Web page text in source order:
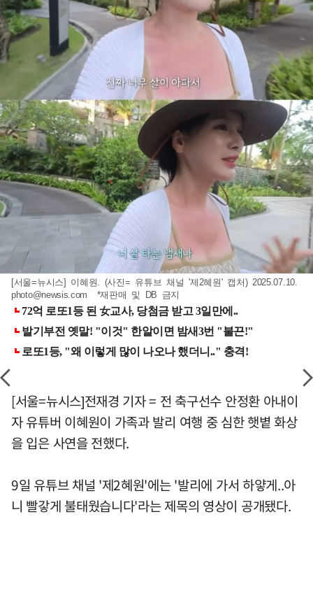
[서울=뉴시스] 이혜원. (사진= 유튜브 채널 '제2혜원' 캡처) 2025.07.10.
photo@newsis.com *재판매 및 DB 금지
[서울=뉴시스]전재경 기자 = 전 축구선수 안정환 아내이
자 유튜버 이혜원이 가족과 발리 여행 중 심한 햇볕 화상
을 입은 사연을 전했다.
9일 유튜브 채널 '제2혜원'에는 '발리에 가서 하얗게..아
니 빨갛게 불태웠습니다'라는 제목의 영상이 공개됐다.